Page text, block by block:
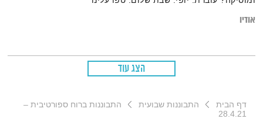
אודיו
הצג עוד
דף הבית התבוננות שבועית
התבוננות ברוח ספורטיבית –
28.4.21